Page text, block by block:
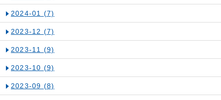
2024-01 (7)
2023-12 (7)
2023-11 (9)
2023-10 (9)
2023-09 (8)